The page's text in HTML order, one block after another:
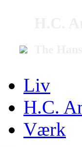
Liv
H.C.
Værk